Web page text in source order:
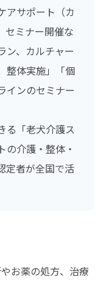
アサポート（カ
セミナー開催な
ン、カルチャー
整体実施」「個
インのセミナー
る「老犬介護ス
の介護・整体・
定者が全国で活
お薬の処方、治療